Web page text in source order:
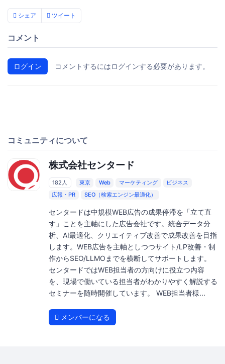
シェア ツイート
コメント
ログイン コメントするにはログインする必要があります。
コミュニティについて
株式会社センタード
182人 東京 Web マーケティング
ビジネス
広報・PR
SEO（検索エンジン最適化）
センタードは中規模WEB広告の成果停滞を「立て直
す」ことを主軸にした広告会社です。統合データ分
析、AI最適化、クリエイティブ改善で成果改善を目指
します。WEB広告を主軸としつつサイト/LP改善・制
作からSEO/LLMOまでを横断してサポートします。
センタードではWEB担当者の方向けに役立つ内容
を、現場で働いている担当者がわかりやすく解説する
セミナーを随時開催しています。 WEB担当者様...
メンバーになる